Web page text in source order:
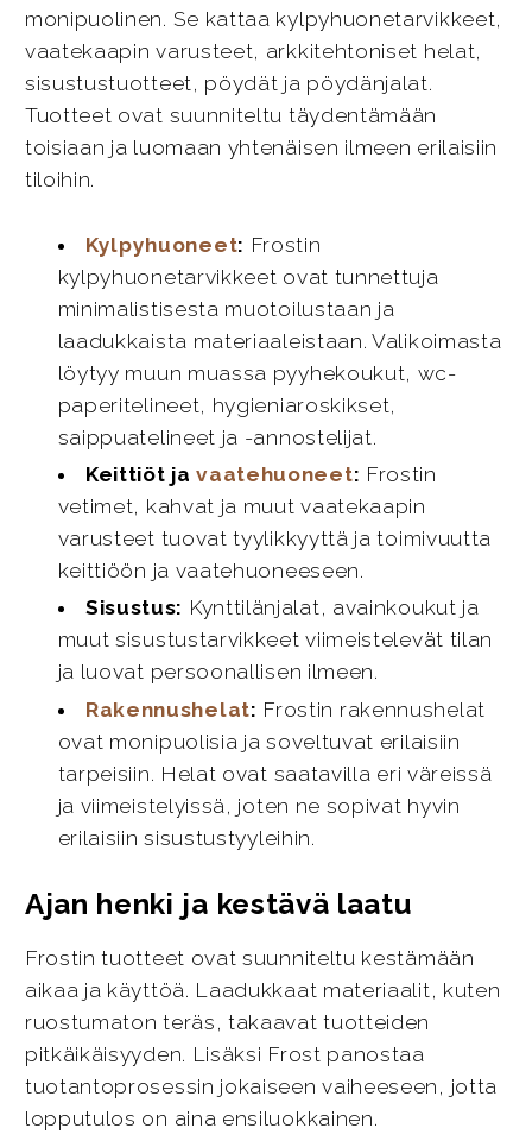
monipuolinen. Se kattaa kylpyhuonetarvikkeet,
vaatekaapin varusteet, arkkitehtoniset helat,
sisustustuotteet, pöydät ja pöydänjalat.
Tuotteet ovat suunniteltu täydentämään
toisiaan ja luomaan yhtenäisen ilmeen erilaisiin
tiloihin.
Kylpyhuoneet: Frostin
kylpyhuonetarvikkeet ovat tunnettuja
minimalistisesta muotoilustaan ja
laadukkaista materiaaleistaan. Valikoimasta
löytyy muun muassa pyyhekoukut, wc-
paperitelineet, hygieniaroskikset,
saippuatelineet ja -annostelijat.
Keittiöt javaatehuoneet: Frostin
vetimet, kahvat ja muut vaatekaapin
varusteet tuovat tyylikkyyttä ja toimivuutta
keittiöön ja vaatehuoneeseen.
Sisustus: Kynttilänjalat, avainkoukut ja
muut sisustustarvikkeet viimeistelevät tilan
ja luovat persoonallisen ilmeen.
Rakennushelat: Frostin rakennushelat
ovat monipuolisia ja soveltuvat erilaisiin
tarpeisiin. Helat ovat saatavilla eri väreissä
ja viimeistelyissä, joten ne sopivat hyvin
erilaisiin sisustustyyleihin.
Ajan henki ja kestävä laatu
Frostin tuotteet ovat suunniteltu kestämään
aikaa ja käyttöä. Laadukkaat materiaalit, kuten
ruostumaton teräs, takaavat tuotteiden
pitkäikäisyyden. Lisäksi Frost panostaa
tuotantoprosessin jokaiseen vaiheeseen, jotta
lopputulos on aina ensiluokkainen.